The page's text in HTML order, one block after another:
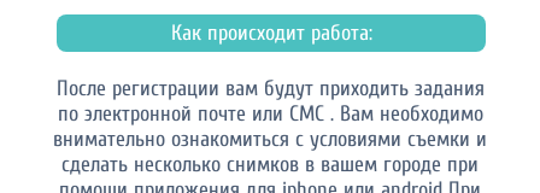
Как происходит работа:
После регистрации вам будут приходить задания
по электронной почте или СМС . Вам необходимо
внимательно ознакомиться с условиями съемки и
сделать несколько снимков в вашем городе при